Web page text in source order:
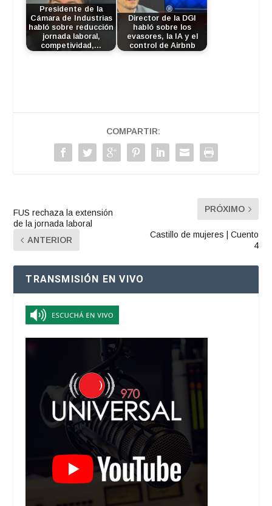
Presidente de la
Cámara de Industrias
habló sobre reducción
jornada laboral,
competividad,…
Director de la DGI
habló sobre los
evasores, la IA y el
control de Airbnb
COMPARTIR:
FUS rechaza la extensión
de la jornada laboral
ANTERIOR
PRÓXIMO
Castillo de mujeres | Cuento
4
TRANSMISIÓN EN VIVO